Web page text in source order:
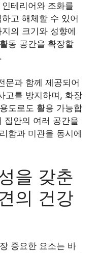
테리어와 조화를
고 해체할 수 있어
의 크기와 성향에
동 공간을 확장할
문과 함께 제공되어
고를 방지하며, 화장
도로도 활용 가능합
집안의 여러 공간을
함과 미관을 동시에
을 갖춘
의 건강
중요한 요소는 바